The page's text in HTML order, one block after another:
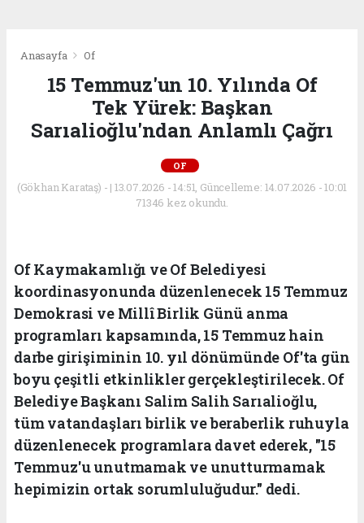
Anasayfa Of
15 Temmuz'un 10. Yılında Of
Tek Yürek: Başkan
Sarıalioğlu'ndan Anlamlı Çağrı
OF
(Gökhan Karataş) - | 13.07.2026 - 14:51, Güncelleme: 14.07.2026 - 10:01
71346 kez okundu.
Of Kaymakamlığı ve Of Belediyesi
koordinasyonunda düzenlenecek 15 Temmuz
Demokrasi ve Millî Birlik Günü anma
programları kapsamında, 15 Temmuz hain
darbe girişiminin 10. yıl dönümünde Of'ta gün
boyu çeşitli etkinlikler gerçekleştirilecek. Of
Belediye Başkanı Salim Salih Sarıalioğlu,
tüm vatandaşları birlik ve beraberlik ruhuyla
düzenlenecek programlara davet ederek, "15
Temmuz'u unutmamak ve unutturmamak
hepimizin ortak sorumluluğudur." dedi.